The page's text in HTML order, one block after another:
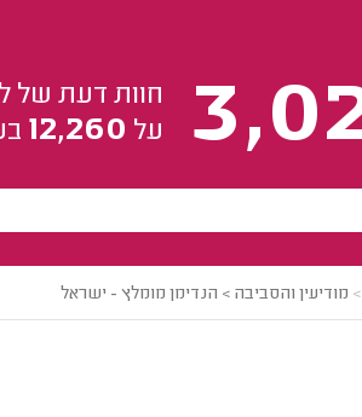
חוות דעת של
על 12,260
> מודיעין והסביבה > הנדימן מומלץ - ישראל